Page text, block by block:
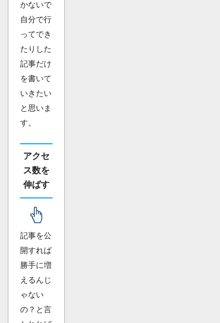
かないで
自分で行
ってでき
たりした
記事だけ
を書いて
いきたい
と思いま
す。
アクセ
ス数を
伸ばす
記事を公
開すれば
勝手に増
えるんじ
ゃない
の？と言